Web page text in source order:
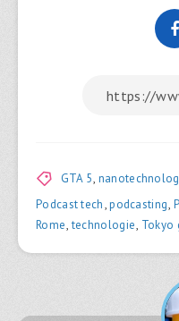
GTA 5,
Podcast tech,podcasting,
Rome,technologie, Tokyo